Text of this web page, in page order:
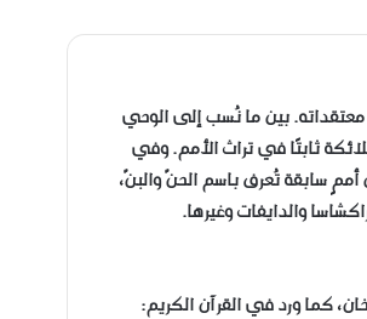
معتقداته. بين ما نُسب إلى الوحي
ثابتًا في تراث الأمم. وفي
سابقة تُعرف باسم الحنّ والبنّ،
والدايفات وغيرها.
كما ورد في القرآن الكريم: